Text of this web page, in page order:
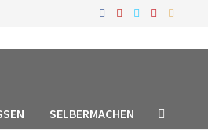
SELBERMACHEN